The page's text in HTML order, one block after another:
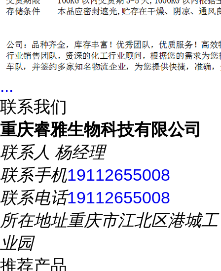
...
联系我们
重庆睿雅生物科技有限公司
联系人 杨经理
联系手机19112655008
联系电话19112655008
所在地址重庆市江北区港城工
业园
推荐产品